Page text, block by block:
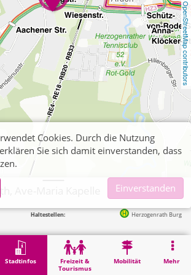
OpenStreetMap contributors
Stadtinfos
Freizeit &
Tourismus
Mobilität Mehr
Ave-Maria Kapelle
Haltestellen: Herzogenrath Burgstraße in
Herzogenrath, Ave-Maria Kapelle
Cookies. Durch die Nutzung
Sie sich damit einverstanden, dass
Einverstanden